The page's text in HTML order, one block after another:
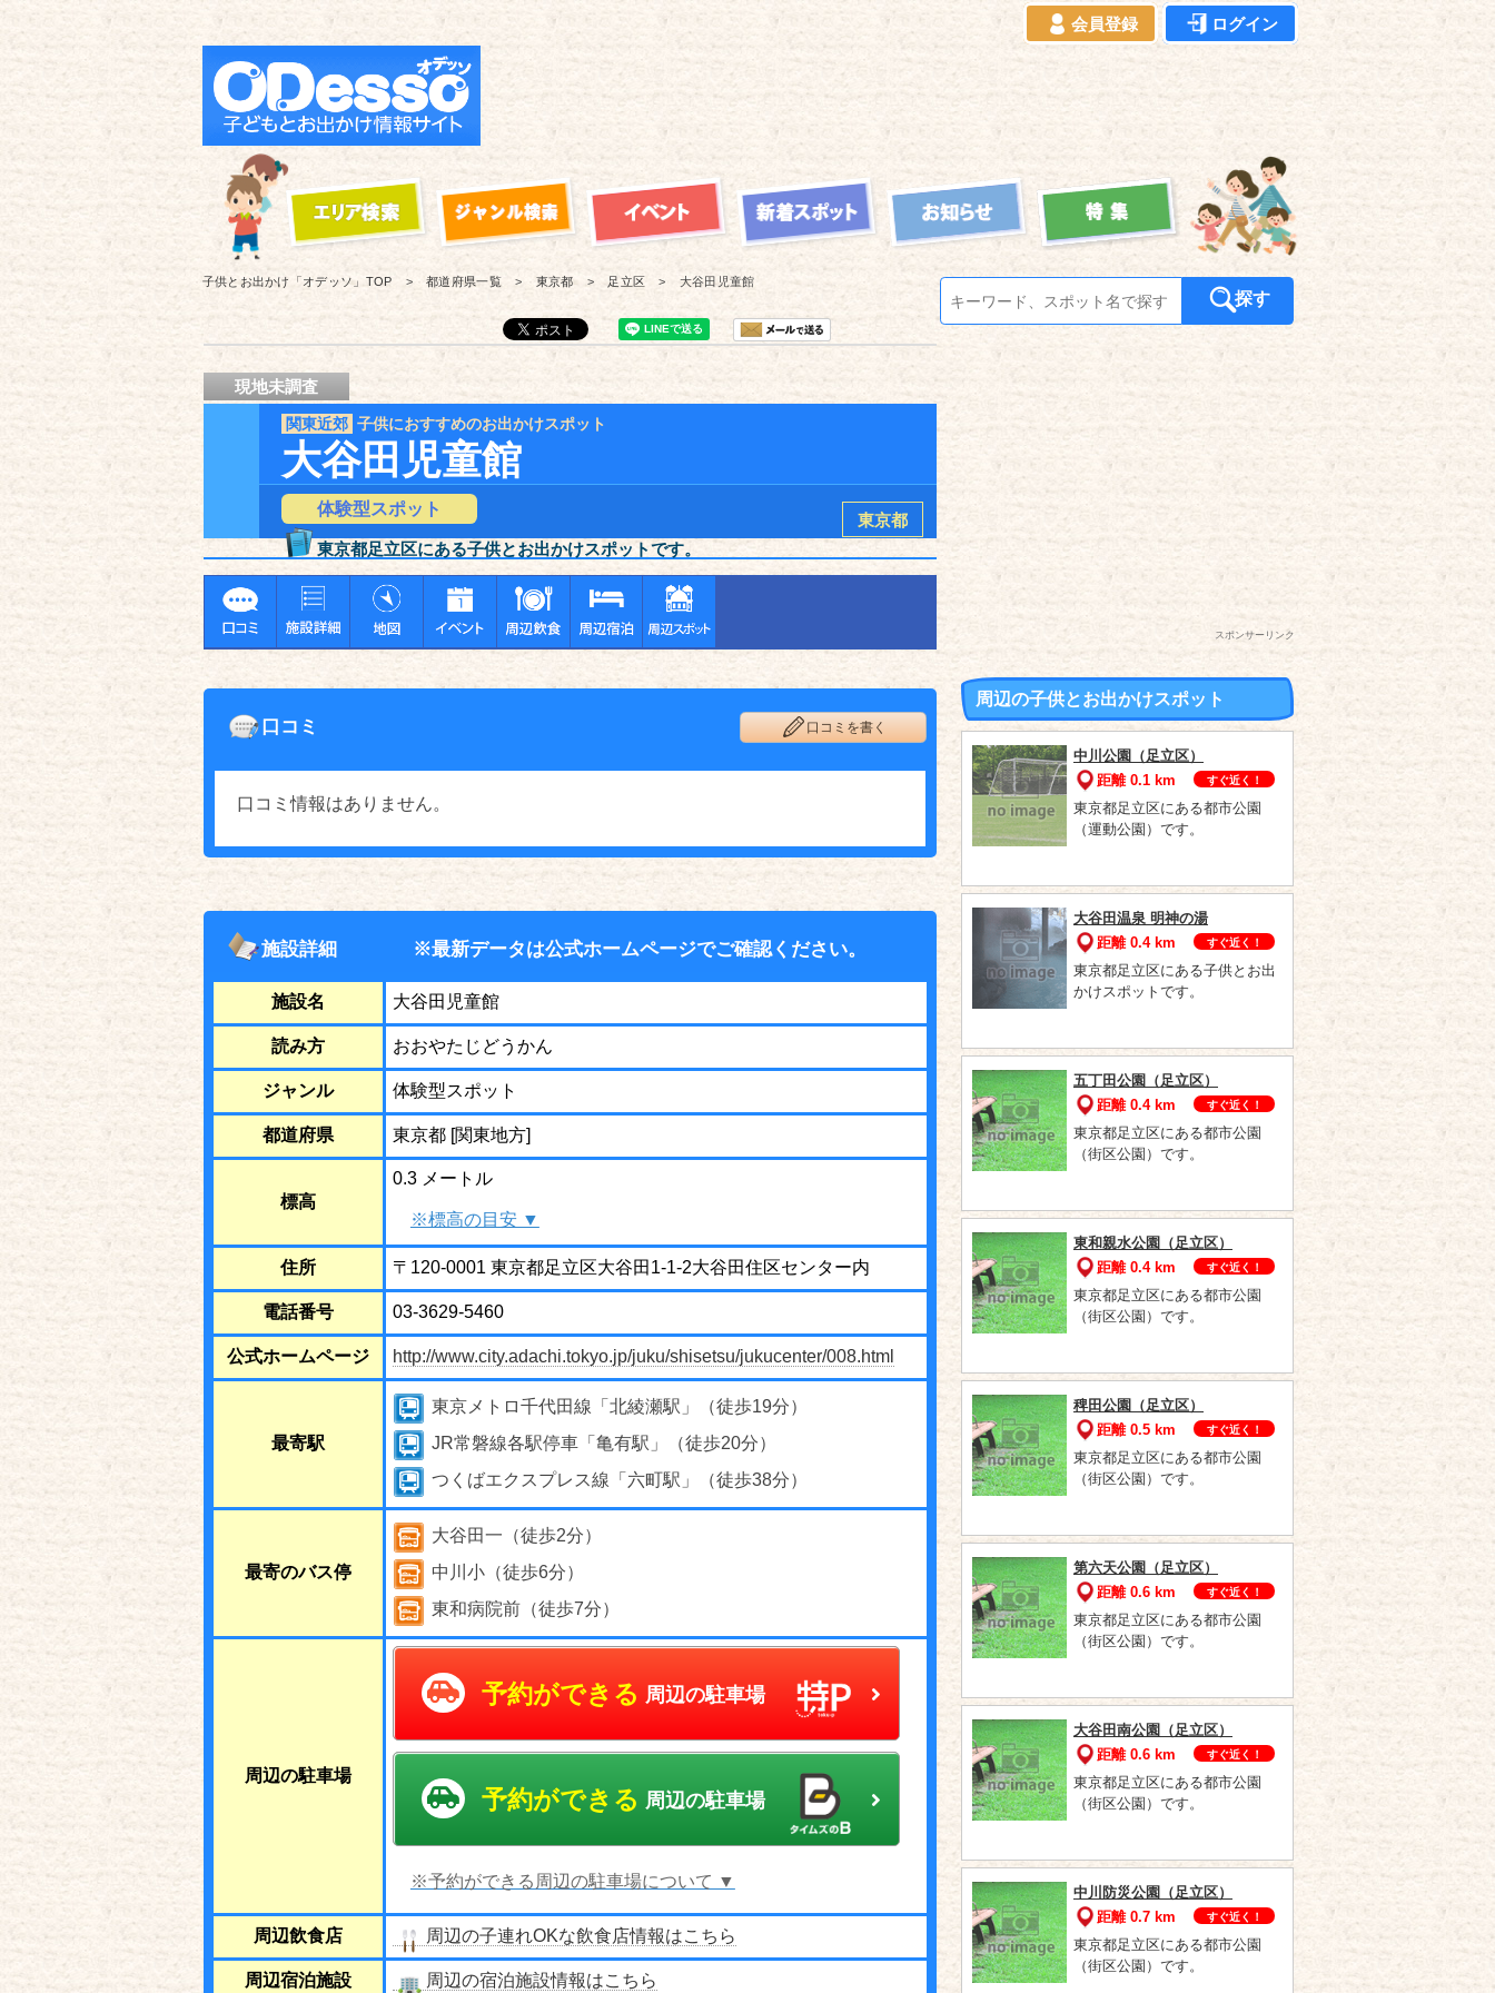
会員登録 ログイン
子供とお出かけ「オデッソ」 TOP 都道府県一覧 東京都 足立区 大谷田児童館
探す
現地未調査
関東近郊 子供におすすめのお出かけスポット
大谷田児童館
体験型スポット
東京都
東京都足立区にある子供とお出かけスポットです。
口コミ 口コミを書く
口コミ情報はありません。
施設詳細 ※最新データは公式ホームページでご確認ください。
施設名 大谷田児童館
読み方 おおやたじどうかん
ジャンル 体験型スポット
都道府県 東京都 [関東地方]
標高
0.3 メートル
※標高の目安 ▼
住所 〒120-0001 東京都足立区大谷田1-1-2大谷田住区センター内
電話番号 03-3629-5460
公式ホームページ http://www.city.adachi.tokyo.jp/juku/shisetsu/jukucenter/008.html
最寄駅
東京メトロ千代田線「北綾瀬駅」（徒歩19分）
JR常磐線各駅停車「亀有駅」（徒歩20分）
つくばエクスプレス線「六町駅」（徒歩38分）
最寄のバス停
大谷田一（徒歩2分）
中川小（徒歩6分）
東和病院前（徒歩7分）
周辺の駐車場
予約ができる 周辺の駐車場
予約ができる 周辺の駐車場
※予約ができる周辺の駐車場について ▼
周辺飲食店 周辺の子連れOKな飲食店情報はこちら
周辺宿泊施設 周辺の宿泊施設情報はこちら
スポンサーリンク
周辺の子供とお出かけスポット
中川公園（足立区）
距離 0.1 km
すぐ近く！
東京都足立区にある都市公園
（運動公園）です。
大谷田温泉 明神の湯
距離 0.4 km
すぐ近く！
東京都足立区にある子供とお出
かけスポットです。
五丁田公園（足立区）
距離 0.4 km
すぐ近く！
東京都足立区にある都市公園
（街区公園）です。
東和親水公園（足立区）
距離 0.4 km
すぐ近く！
東京都足立区にある都市公園
（街区公園）です。
稗田公園（足立区）
距離 0.5 km
すぐ近く！
東京都足立区にある都市公園
（街区公園）です。
第六天公園（足立区）
距離 0.6 km
すぐ近く！
東京都足立区にある都市公園
（街区公園）です。
大谷田南公園（足立区）
距離 0.6 km
すぐ近く！
東京都足立区にある都市公園
（街区公園）です。
中川防災公園（足立区）
距離 0.7 km
すぐ近く！
東京都足立区にある都市公園
（街区公園）です。